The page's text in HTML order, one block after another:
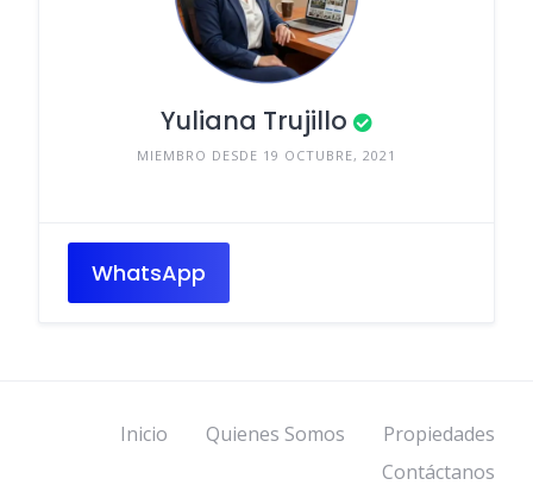
Yuliana Trujillo
MIEMBRO DESDE 19 OCTUBRE, 2021
WhatsApp
Inicio Quienes Somos
Propiedades
Contáctanos